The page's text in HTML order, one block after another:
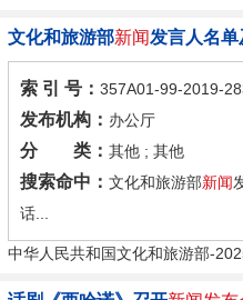
文化和旅游部新闻发言人名单
索 引 号： 357A01-99-2019-
发布机构： 办公厅
分 类： 其他 ; 其他
搜索命中： 文化和旅游部新闻
话...
中华人民共和国文化和旅游部-